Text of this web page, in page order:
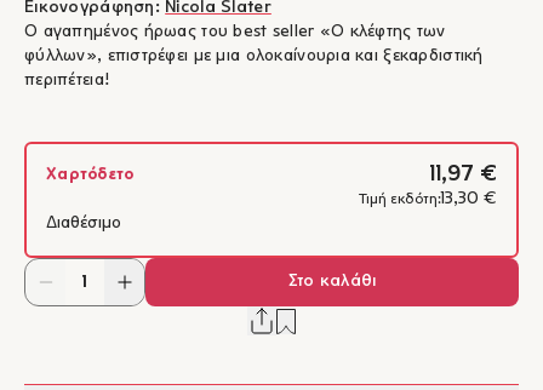
Εικονογράφηση: Nicola Slater
Ο αγαπημένος ήρωας του best seller «Ο κλέφτης των
φύλλων», επιστρέφει με μια ολοκαίνουρια και ξεκαρδιστική
περιπέτεια!
Χαρτόδετο 11,97 €
Τιμή εκδότη: 13,30 €
Διαθέσιμο
Στο καλάθι